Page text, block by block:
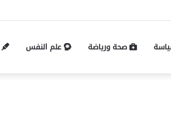
Pin-up
صحة ورياضة علم النفس